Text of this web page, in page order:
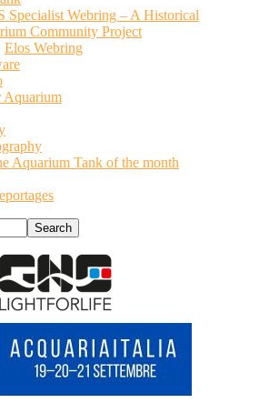
Specialist Webring – A Historical
Community Project
Elos Webring
Aquarium
Aquarium Tank of the month